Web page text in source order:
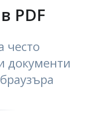
PDF
често
документи